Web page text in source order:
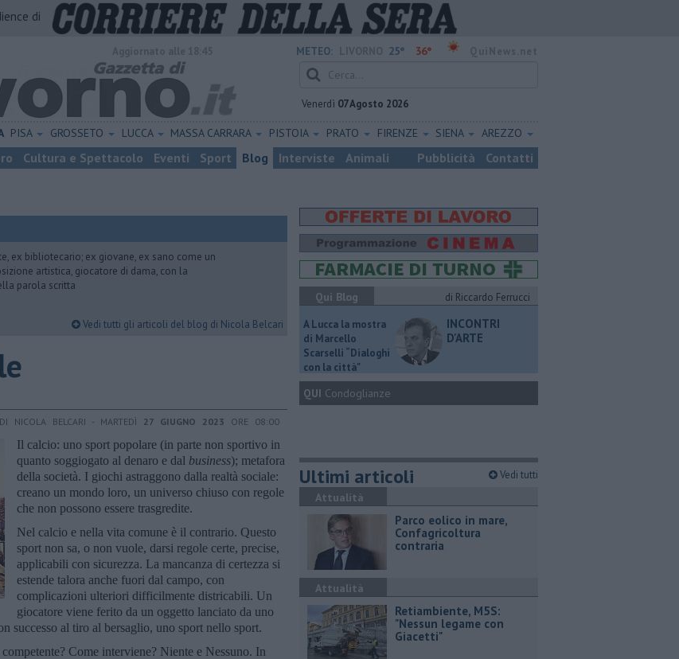
di
METEO: 25° 36°
Venerdì 07 Agosto 2026
PISA GROSSETO LUCCA MASSA CARRARA PISTOIA PRATO FIRENZE SIENA AREZZO
Cultura e Spettacolo Eventi Sport Blog Interviste Animali Pubblicità Contatti
ex bibliotecario; ex giovane, ex sano come un
artistica, giocatore di dama, con la
parola scritta
Vedi tutti gli articoli del blog di Nicola Belcari
DI NICOLA BELCARI - MARTEDÌ 27 GIUGNO 2023 ORE 08:00
Il calcio: uno sport popolare (in parte non sportivo in
quanto soggiogato al denaro e dal business); metafora
della società. I giochi astraggono dalla realtà sociale:
creano un mondo loro, un universo chiuso con regole
che non possono essere trasgredite.
Nel calcio e nella vita comune è il contrario. Questo
sport non sa, o non vuole, darsi regole certe, precise,
applicabili con sicurezza. La mancanza di certezza si
estende talora anche fuori dal campo, con
complicazioni ulteriori difficilmente districabili. Un
giocatore viene ferito da un oggetto lanciato da uno
successo al tiro al bersaglio, uno sport nello sport.
Come interviene? Niente e Nessuno. In
Qui Blog
di Riccardo Ferrucci
A Lucca la mostra
di Marcello
Scarselli “Dialoghi
con la città"
INCONTRI
D'ARTE
QUI Condoglianze
Ultimi articoli Vedi tutti
Attualità
Parco eolico in mare,
Confagricoltura
contraria
Attualità
Retiambiente, M5S:
"Nessun legame con
Giacetti"